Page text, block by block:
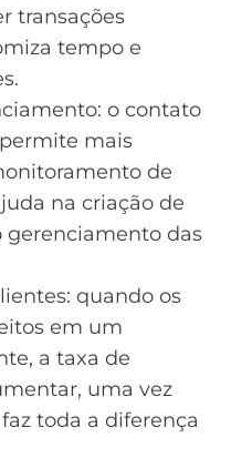
transações
tempo e
o contato
mais
de
na criação de
gerenciamento das
quando os
em um
a taxa de
uma vez
toda a diferença